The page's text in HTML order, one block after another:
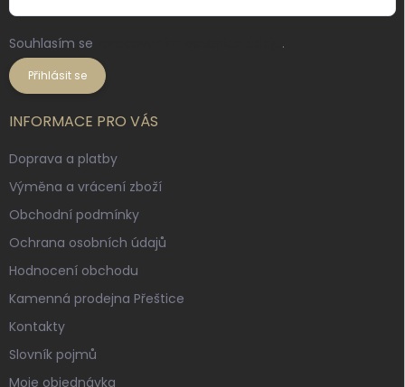
Souhlasím se .
Přihlásit se
INFORMACE PRO VÁS
Doprava a platby
Výměna a vrácení zboží
Obchodní podmínky
Ochrana osobních údajů
Hodnocení obchodu
Kamenná prodejna Přeštice
Kontakty
Slovník pojmů
Moje objednávka